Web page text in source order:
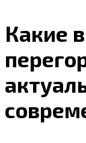
Какие